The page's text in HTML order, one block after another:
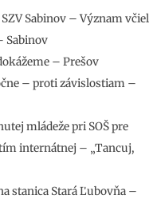
Sabinov – Význam včiel
Sabinov
– Prešov
– proti závislostiam –
mládeže pri SOŠ pre
internátnej – „Tancuj,
stanica Stará Ľubovňa –